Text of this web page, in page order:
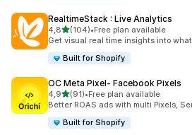
RealtimeStack : Live Analytics
4,8av 5 stjerner
(104)
Totalt 104 omtaler
•Free plan available
Get visual real time insights into
Built for Shopify
OC Meta Pixel‑ Facebook Pixels
4,9av 5 stjerner
(91)
Totalt 91 omtaler
•Free plan available
Better ROAS ads with multi Pixels,
Built for Shopify